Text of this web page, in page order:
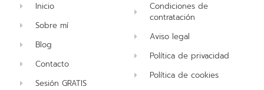
Inicio
Sobre mí
Blog
Contacto
Sesión GRATIS
Condiciones de
contratación
Aviso legal
Política de privacidad
Política de cookies